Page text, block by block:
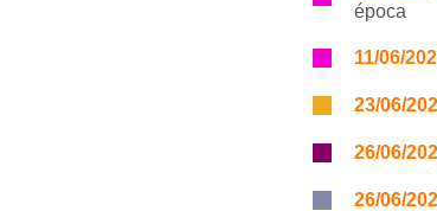
época
11/06/
23/06/
26/06/
26/06/